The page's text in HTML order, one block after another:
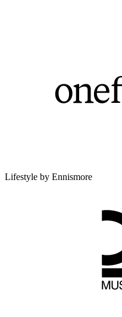
Lifestyle by Ennismore